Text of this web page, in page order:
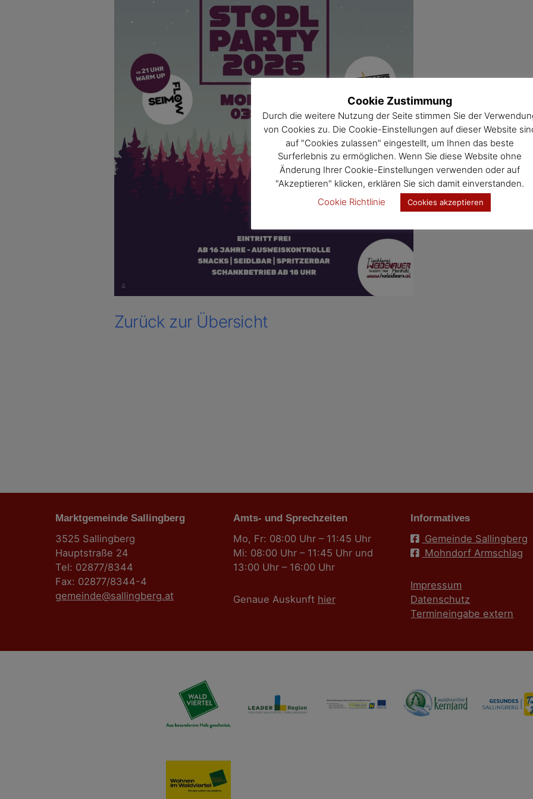
Zurück zur Übersicht
Marktgemeinde Sallingberg
3525 Sallingberg
Hauptstraße 24
Tel: 02877/8344
Fax: 02877/8344-4
gemeinde@sallingberg.at
Amts- und Sprechzeiten
Mo, Fr: 08:00 Uhr – 11:45 Uhr
Mi: 08:00 Uhr – 11:45 Uhr und
13:00 Uhr – 16:00 Uhr
Genaue Auskunft hier
Informatives
Gemeinde Sallingberg
Mohndorf Armschlag
Impressum
Datenschutz
Termineingabe extern
Cookie Zustimmung
Durch die weitere Nutzung der Seite stimmen Sie der
von Cookies zu. Die Cookie-Einstellungen auf dieser Website
auf "Cookies zulassen" eingestellt, um Ihnen das beste
Surferlebnis zu ermöglichen. Wenn Sie diese Website ohne
Änderung Ihrer Cookie-Einstellungen verwenden oder auf
"Akzeptieren" klicken, erklären Sie sich damit einverstanden.
Cookie Richtlinie
Cookies akzeptieren